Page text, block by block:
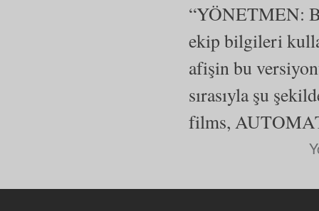
“YÖNETMEN:
ekip bilgileri
afişin bu
sırasıyla şu
films,